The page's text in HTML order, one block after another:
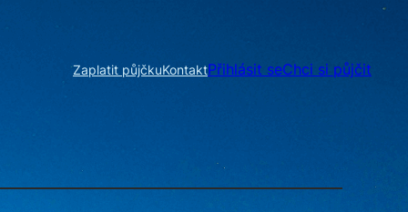
Zaplatit půjčkuKontaktPřihlásit seChci si půjčit